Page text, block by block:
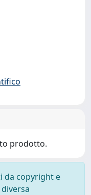
prodotto.
da copyright e